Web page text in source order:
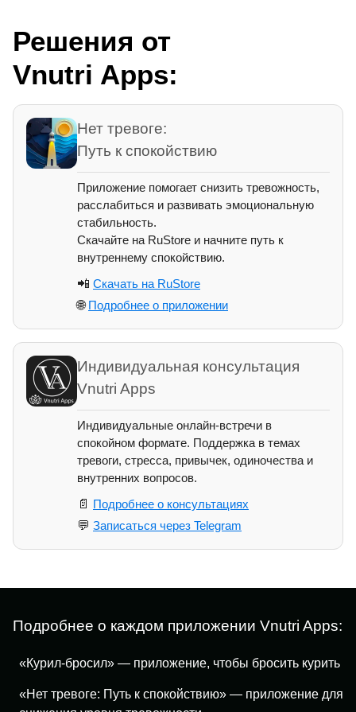
Решения от
Vnutri Apps:
Нет тревоге:
Путь к спокойствию
Приложение помогает снизить тревожность,
расслабиться и развивать эмоциональную
стабильность.
Скачайте на RuStore и начните путь к
внутреннему спокойствию.
📲 Скачать на RuStore
🌐Подробнее о приложении
Индивидуальная консультация
Vnutri Apps
Индивидуальные онлайн-встречи в
спокойном формате. Поддержка в темах
тревоги, стресса, привычек, одиночества и
внутренних вопросов.
📄 Подробнее о консультациях
💬 Записаться через Telegram
Подробнее о каждом приложении Vnutri Apps:
«Курил-бросил» — приложение, чтобы бросить курить
«Нет тревоге: Путь к спокойствию» — приложение для